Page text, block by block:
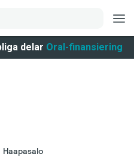
delar Oral-finansiering
Haapasalo